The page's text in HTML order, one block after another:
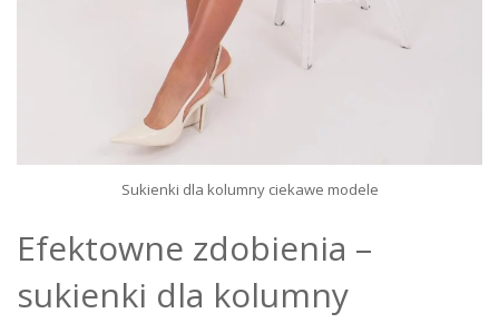
Sukienki dla kolumny ciekawe modele
Efektowne zdobienia –
sukienki dla kolumny